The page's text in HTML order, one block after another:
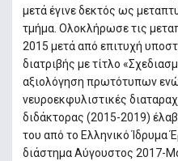
μετά έγινε δεκτός ως
τμήμα. Ολοκλήρωσε τις
2015 μετά από επιτυχή
διατριβής με τίτλο
αξιολόγηση πρωτότυπων
νευροεκφυλιστικές
διδάκτορας (2015-2019)
του από το Ελληνικό Ίδρυμα
διάστημα Αύγουστος 2017-